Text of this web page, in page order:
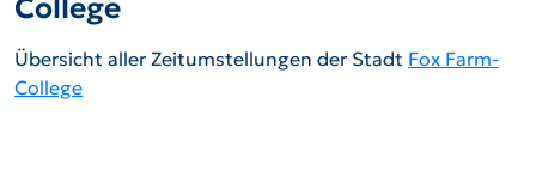
College
Übersicht aller Zeitumstellungen der Stadt Fox Farm-
College